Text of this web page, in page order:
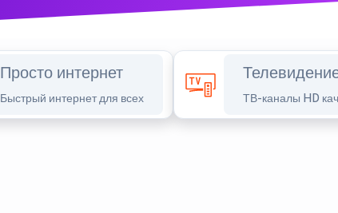
Просто интернет
Быстрый интернет для всех ТВ-каналы HD